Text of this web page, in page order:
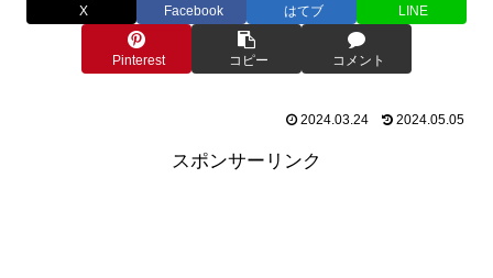
X Facebook はてブ LINE
Pinterest コピー コメント
2024.03.24 2024.05.05
スポンサーリンク